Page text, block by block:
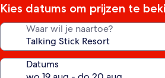
Kies datums om prijzen te
Waar wil je naartoe?
Datums